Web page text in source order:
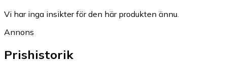
Vi har inga insikter för den här produkten ännu.
Annons
Prishistorik